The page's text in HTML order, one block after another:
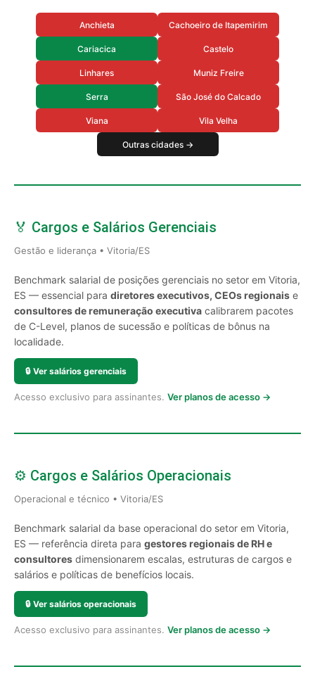
Anchieta Cachoeiro de Itapemirim
Cariacica Castelo
Linhares Muniz Freire
Serra São José do Calcado
Viana Vila Velha
Outras cidades →
🏅 Cargos e Salários Gerenciais
Gestão e liderança • Vitoria/ES
Benchmark salarial de posições gerenciais no setor em Vitoria,
ES — essencial para diretores executivos, CEOs regionais e
consultores de remuneração executiva calibrarem pacotes
de C-Level, planos de sucessão e políticas de bônus na
localidade.
🔒 Ver salários gerenciais
Acesso exclusivo para assinantes. Ver planos de acesso →
⚙️ Cargos e Salários Operacionais
Operacional e técnico • Vitoria/ES
Benchmark salarial da base operacional do setor em Vitoria,
ES — referência direta para gestores regionais de RH e
consultores dimensionarem escalas, estruturas de cargos e
salários e políticas de benefícios locais.
🔒 Ver salários operacionais
Acesso exclusivo para assinantes. Ver planos de acesso →